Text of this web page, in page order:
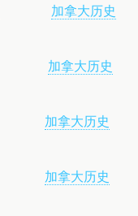
加拿大历史
加拿大历史
加拿大历史
加拿大历史